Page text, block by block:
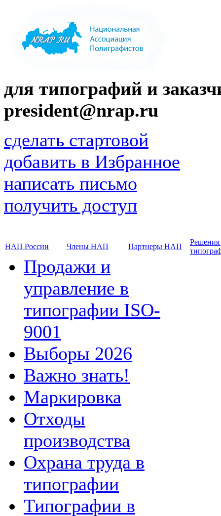
для типографий и
president@nrap.ru
сделать стартовой
добавить в Избранное
написать письмо
получить доступ
НАП России Члены НАП Партнеры НАП
Решения
Продажи и
управление в
типографии ISO-
9001
Выборы 2026
Важно знать!
Маркировка
Отходы
производства
Охрана труда в
типографии
Типографии в